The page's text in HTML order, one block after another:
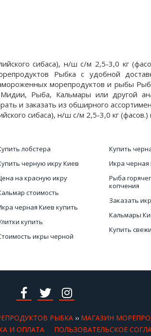
сибаса), н/ш с/м 2,5-3,0 кг
Рыбка с удобной
морепродуктов и рыбы
Рыба, Кальмары или другой
и заказать из обширного
сибаса), н/ш с/м 2,5-3,0 кг
лобстера
черную икру Киев
на красную икру
стоимость
черная Киев купить
купить
икры черной
Купить
Икра черная
Рыба
копчения
Заказать
Кальмары
Купить
РЫБКА ›› МАГАЗИН
И ОПЛАТА ПОЛЬЗОВАТЕЛЬСКОЕ